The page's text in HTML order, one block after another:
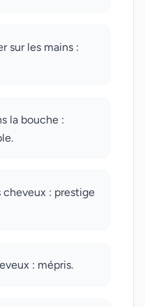
sur les mains :
la bouche :
cheveux : prestige
: mépris.